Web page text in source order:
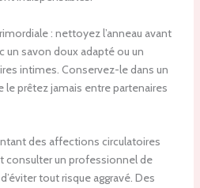
: nettoyez l’anneau avant
un savon doux adapté ou un
intimes. Conservez-le dans un
prêtez jamais entre partenaires
des affections circulatoires
consulter un professionnel de
tout risque aggravé. Des